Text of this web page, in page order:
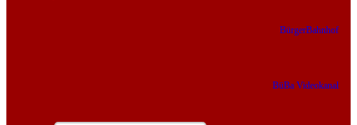
BürgerBahnhof
BüBa Videokanal